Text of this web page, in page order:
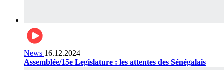
News 16.12.2024
Assemblée/15e Legislature : les attentes des Sénégalais